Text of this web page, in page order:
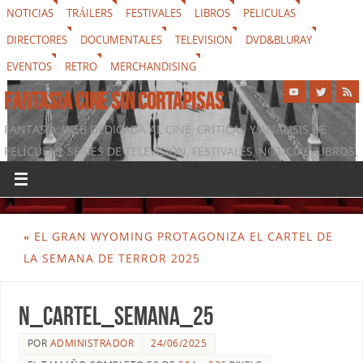
NOTICIAS TRÁILERS FESTIVALES LIBROS
PELICULAS
DIRECTORES
DOCUMENTALES TELEVISION
DVD&BLURAY
EVENTOS
RETRO MERCHANDISING
FANTASIA CINE SIN CORTAPISAS
FANTASIA, WEB DEDICADA AL CINE, CRÍTICAS Y ANÁLISIS DE
PELÍCULAS, SERIES DE TELEVISIÓN, FESTIVALES, NOTICIAS, LIBROS,
DVD & BLURAY, MERCHANDISING Y TODO LO QUE RODEA AL
SÉPTIMO ARTE
« EL GRAN WYOMING PROTAGONIZA EL CARTEL DE
LA SEMANA DE TERROR 2025
N_Cartel_Semana_25
POR ADMINISTRADOR
24/06/2025